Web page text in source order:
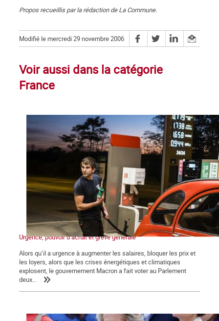
Propos recueillis par la rédaction de La Commune.
Modifié le mercredi 29 novembre 2006
Voir aussi dans la catégorie
France
Urgence, pouvoir d’achat et grève générale
Alors qu’il a urgence à augmenter les salaires, bloquer les prix et
les loyers, alors que les crises énergétiques et climatiques
explosent, le gouvernement Macron a fait voter au Parlement
deux...